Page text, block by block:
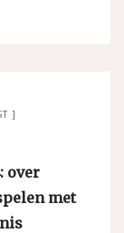
over
met